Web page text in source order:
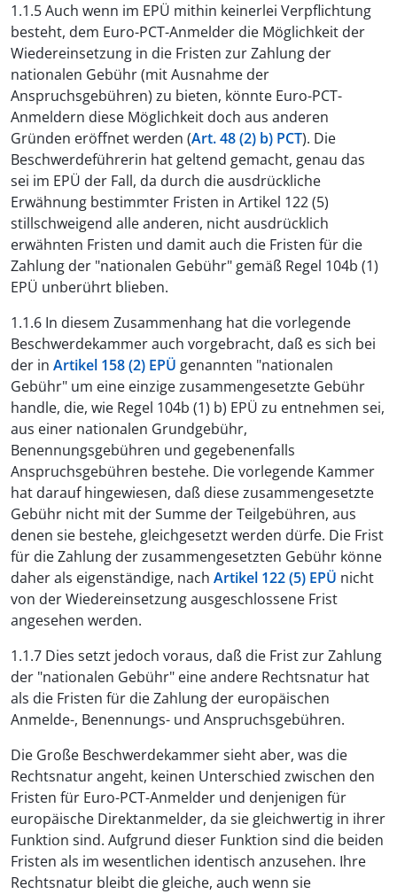
1.1.5 Auch wenn im EPÜ mithin keinerlei Verpflichtung
besteht, dem Euro-PCT-Anmelder die Möglichkeit der
Wiedereinsetzung in die Fristen zur Zahlung der
nationalen Gebühr (mit Ausnahme der
Anspruchsgebühren) zu bieten, könnte Euro-PCT-
Anmeldern diese Möglichkeit doch aus anderen
Gründen eröffnet werden (Art. 48 (2) b) PCT). Die
Beschwerdeführerin hat geltend gemacht, genau das
sei im EPÜ der Fall, da durch die ausdrückliche
Erwähnung bestimmter Fristen in Artikel 122 (5)
stillschweigend alle anderen, nicht ausdrücklich
erwähnten Fristen und damit auch die Fristen für die
Zahlung der "nationalen Gebühr" gemäß Regel 104b (1)
EPÜ unberührt blieben.
1.1.6 In diesem Zusammenhang hat die vorlegende
Beschwerdekammer auch vorgebracht, daß es sich bei
der in Artikel 158 (2) EPÜ genannten "nationalen
Gebühr" um eine einzige zusammengesetzte Gebühr
handle, die, wie Regel 104b (1) b) EPÜ zu entnehmen sei,
aus einer nationalen Grundgebühr,
Benennungsgebühren und gegebenenfalls
Anspruchsgebühren bestehe. Die vorlegende Kammer
hat darauf hingewiesen, daß diese zusammengesetzte
Gebühr nicht mit der Summe der Teilgebühren, aus
denen sie bestehe, gleichgesetzt werden dürfe. Die Frist
für die Zahlung der zusammengesetzten Gebühr könne
daher als eigenständige, nach Artikel 122 (5) EPÜ nicht
von der Wiedereinsetzung ausgeschlossene Frist
angesehen werden.
1.1.7 Dies setzt jedoch voraus, daß die Frist zur Zahlung
der "nationalen Gebühr" eine andere Rechtsnatur hat
als die Fristen für die Zahlung der europäischen
Anmelde-, Benennungs- und Anspruchsgebühren.
Die Große Beschwerdekammer sieht aber, was die
Rechtsnatur angeht, keinen Unterschied zwischen den
Fristen für Euro-PCT-Anmelder und denjenigen für
europäische Direktanmelder, da sie gleichwertig in ihrer
Funktion sind. Aufgrund dieser Funktion sind die beiden
Fristen als im wesentlichen identisch anzusehen. Ihre
Rechtsnatur bleibt die gleiche, auch wenn sie